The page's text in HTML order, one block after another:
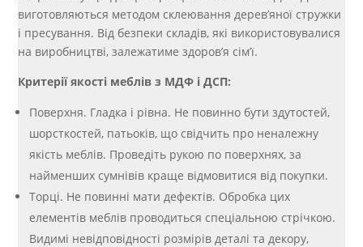
виготовляються методом склеювання дерев’яної стружки
і пресування. Від безпеки складів, які використовувалися
на виробництві, залежатиме здоров’я сім’ї.
Критерії якості меблів з МДФ і ДСП:
Поверхня. Гладка і рівна. Не повинно бути здутостей,
шорсткостей, патьоків, що свідчить про неналежну
якість меблів. Проведіть рукою по поверхнях, за
найменших сумнівів краще відмовитися від покупки.
Торці. Не повинні мати дефектів. Обробка цих
елементів меблів проводиться спеціальною стрічкою.
Видимі невідповідності розмірів деталі та декору,